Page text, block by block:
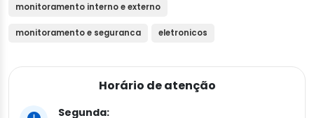
monitoramento interno e externo
monitoramento e seguranca eletronicos
Horário de atenção
Segunda: